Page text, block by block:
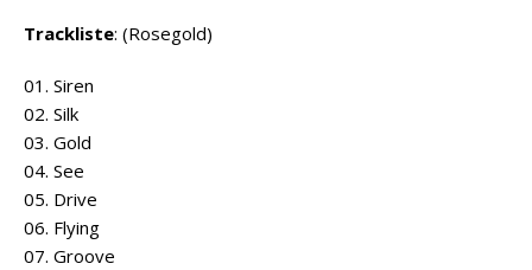
Trackliste: (Rosegold)
01. Siren
02. Silk
03. Gold
04. See
05. Drive
06. Flying
07. Groove